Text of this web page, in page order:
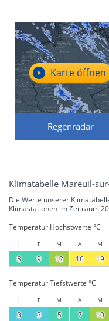
Regenradar
Karte öffnen
Klimatabelle Mareuil-
Die Werte unserer
Klimastationen im Zeitraum
Temperatur Höchstwerte °C
J F M A M
8 9 12 16 19
Temperatur Tiefstwerte °C
J F M A M
3 3 5 7 10